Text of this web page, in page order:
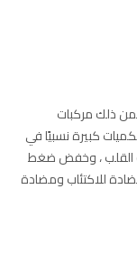
ذلك مركبات
كبيرة نسبيًا في
القلب ، وخفض ضغط
للاكتئاب ومضادة